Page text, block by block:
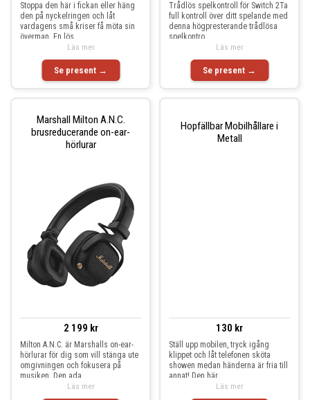
Stoppa den här i fickan eller häng
den på nyckelringen och låt
vardagens små kriser få möta sin
överman. En lös
Se present →
Läs mer
Trådlös spelkontroll för Switch 2Ta
full kontroll över ditt spelande med
denna högpresterande trådlösa
spelkontro
Se present →
Läs mer
Marshall Milton A.N.C.
brusreducerande on-ear-
hörlurar
2 199 kr
Milton A.N.C. är Marshalls on-ear-
hörlurar för dig som vill stänga ute
omgivningen och fokusera på
musiken. Den ada
Läs mer
Hopfällbar Mobilhållare i
Metall
130 kr
Ställ upp mobilen, tryck igång
klippet och låt telefonen sköta
showen medan händerna är fria till
annat! Den här
Läs mer